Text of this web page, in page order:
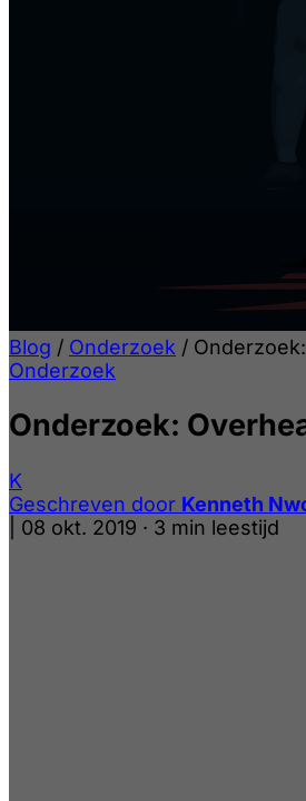
Blog / Onderzoek /
Onderzoek
Onderzoek:
K
Geschreven door Kenneth
08 okt. 2019 · 3 min leestijd